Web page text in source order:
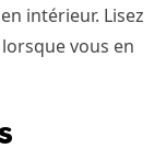
intérieur. Lisez
vous en